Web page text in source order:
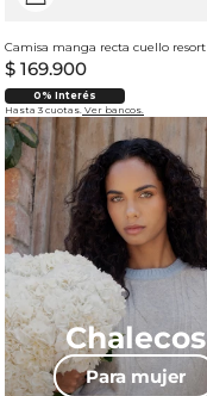
$ 169.900
0% Interés
Hasta 3 cuotas. Ver bancos.
Chalecos
Para mujer